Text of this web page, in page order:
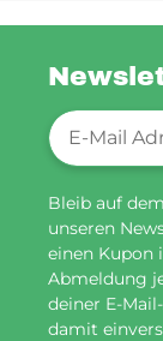
Newsletter-
Bleib auf
unseren
einen Kupon
Abmeldung
deiner E-
damit